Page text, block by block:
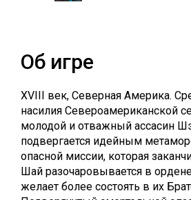
Об игре
XVIII век, Северная Америка.
насилия Североамериканской
молодой и отважный ассасин
подвергается идейным
опасной миссии, которая
Шай разочаровывается в
желает более состоять в их